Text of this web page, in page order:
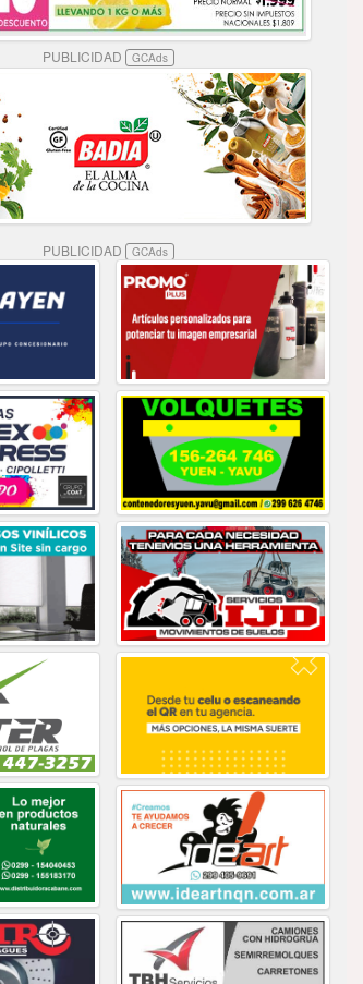
PUBLICIDAD GCAds
PUBLICIDAD GCAds